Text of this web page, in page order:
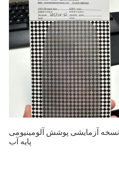
نسخه آزمایشی پوشش آلومینیومی
پایه آب